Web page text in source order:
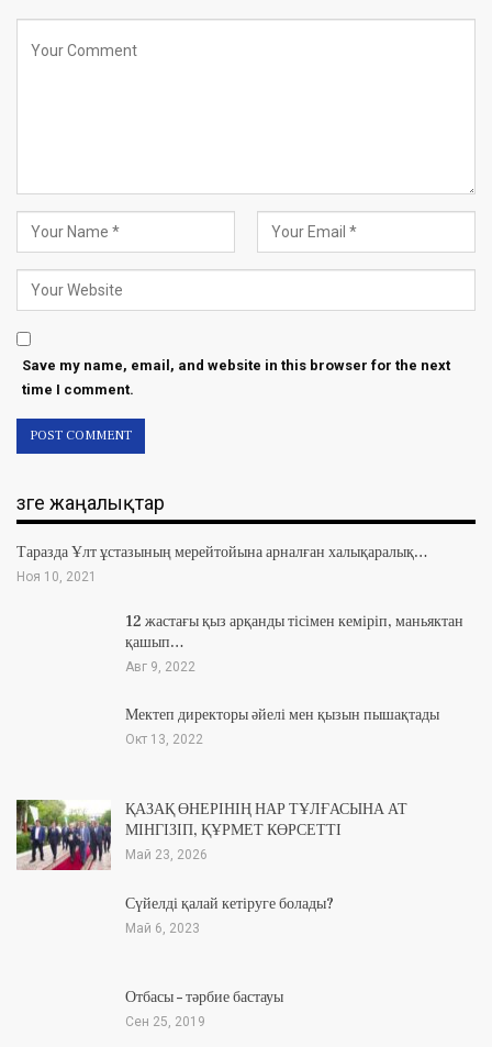
Save my name, email, and website in this browser for the next
time I comment.
Өзге жаңалықтар
Таразда Ұлт ұстазының мерейтойына арналған халықаралық…
Ноя 10, 2021
12 жастағы қыз арқанды тісімен кеміріп, маньяктан
қашып…
Авг 9, 2022
Мектеп директоры әйелі мен қызын пышақтады
Окт 13, 2022
ҚАЗАҚ ӨНЕРІНІҢ НАР ТҰЛҒАСЫНА АТ
МІНГІЗІП, ҚҰРМЕТ КӨРСЕТТІ
Май 23, 2026
Сүйелді қалай кетіруге болады?
Май 6, 2023
Отбасы – тәрбие бастауы
Сен 25, 2019